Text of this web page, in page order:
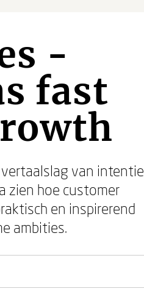
-
fast
van intentie
zien hoe customer
en inspirerend
ambities.